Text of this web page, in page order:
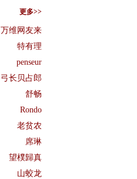
更多>>
万维网友来
特有理
penseur
弓长贝占郎
舒畅
Rondo
老贫农
席琳
望樸歸真
山蛟龙